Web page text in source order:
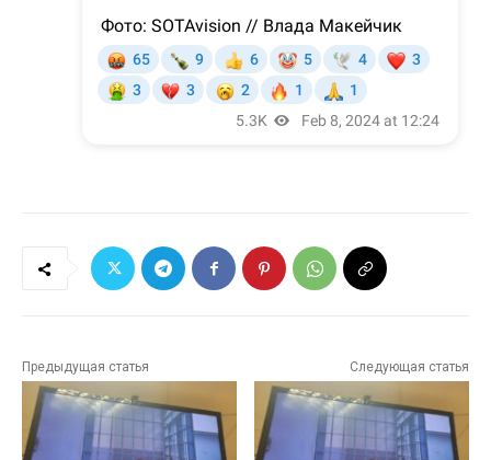
Предыдущая статья Следующая статья